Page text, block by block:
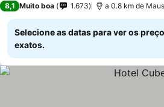
8,1 Muito boa 1.673 a 0.8 km de
Selecione as datas para ver os
exatos.